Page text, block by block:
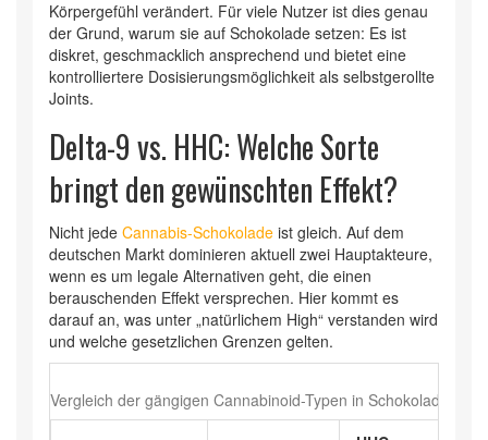
Körpergefühl verändert. Für viele Nutzer ist dies genau
der Grund, warum sie auf Schokolade setzen: Es ist
diskret, geschmacklich ansprechend und bietet eine
kontrolliertere Dosisierungsmöglichkeit als selbstgerollte
Joints.
Delta-9 vs. HHC: Welche Sorte
bringt den gewünschten Effekt?
Nicht jede Cannabis-Schokolade ist gleich. Auf dem
deutschen Markt dominieren aktuell zwei Hauptakteure,
wenn es um legale Alternativen geht, die einen
berauschenden Effekt versprechen. Hier kommt es
darauf an, was unter „natürlichem High“ verstanden wird
und welche gesetzlichen Grenzen gelten.
Vergleich der gängigen Cannabinoid-Typen in Schokolade